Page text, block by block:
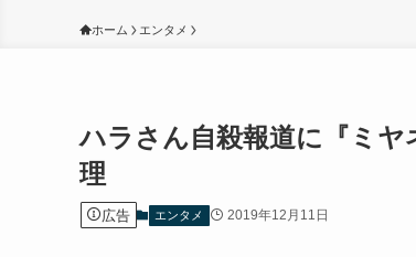
ホーム エンタメ
ハラさん自殺報道に『ミ
理
広告 エンタメ 2019年12月11日